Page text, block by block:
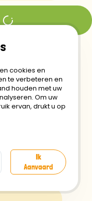
29€
cookies en
te verbeteren en
houden met uw
Om uw
ervan, drukt u op
Ik
Aanvaard